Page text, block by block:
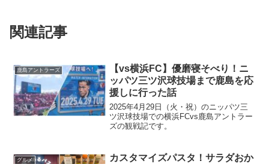
関連記事
鹿島アントラーズ
【vs横浜FC】優磨寝そべり！ニ
ッパツ三ツ沢球技場まで鹿島を応
援しに行った話
2025年4月29日（火・祝）のニッパツ三
ツ沢球技場での横浜FCvs鹿島アントラー
ズの観戦記です。
グルメ
カスタマイズパスタ！サラダおか